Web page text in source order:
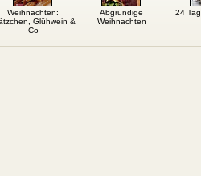
Weihnachten:
Glühwein &
Co
Abgründige
Weihnachten
24